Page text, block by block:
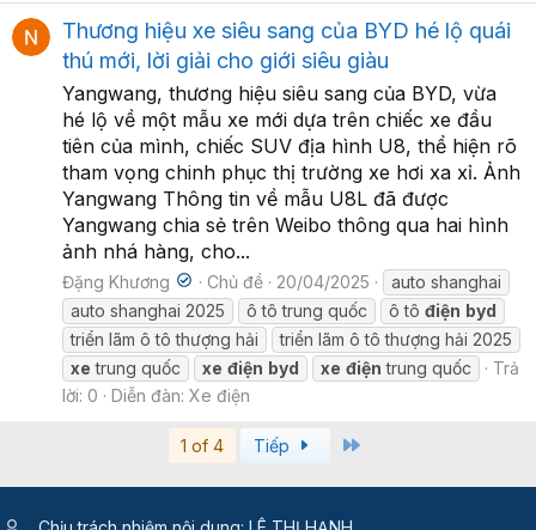
Thương hiệu xe siêu sang của BYD hé lộ quái
thú mới, lời giải cho giới siêu giàu
Yangwang, thương hiệu siêu sang của BYD, vừa
hé lộ về một mẫu xe mới dựa trên chiếc xe đầu
tiên của mình, chiếc SUV địa hình U8, thể hiện rõ
tham vọng chinh phục thị trường xe hơi xa xỉ. Ảnh
Yangwang Thông tin về mẫu U8L đã được
Yangwang chia sẻ trên Weibo thông qua hai hình
ảnh nhá hàng, cho...
Đặng Khương Chủ đề 20/04/2025
auto shanghai
auto shanghai 2025
ô tô trung quốc ô tô điện byd
triển lãm ô tô thượng hải
triển lãm ô tô thượng hải 2025
xe trung quốc xe điện byd xe điện trung quốc
Trả
lời: 0
Diễn đàn: Xe điện
1 of 4 Tiếp